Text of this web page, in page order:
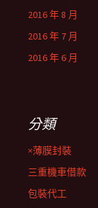
2016 年 8 月
2016 年 7 月
2016 年 6 月
分類
×薄膜封裝
三重機車借款
包裝代工